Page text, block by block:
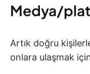
Medya/
Artık doğru
onlara ulaşmak